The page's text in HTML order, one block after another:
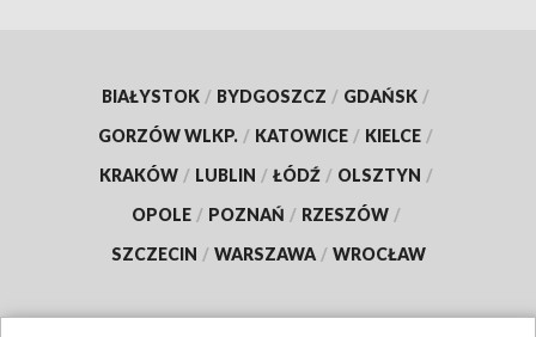
BIAŁYSTOK / BYDGOSZCZ / GDAŃSK /
GORZÓW WLKP. / KATOWICE / KIELCE /
KRAKÓW / LUBLIN / ŁÓDŹ / OLSZTYN /
OPOLE / POZNAŃ / RZESZÓW /
SZCZECIN / WARSZAWA / WROCŁAW